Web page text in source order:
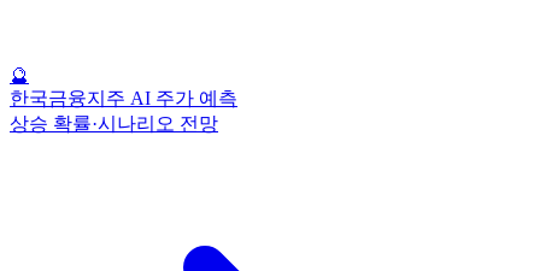
🔮
한국금융지주 AI 주가 예측
상승 확률·시나리오 전망